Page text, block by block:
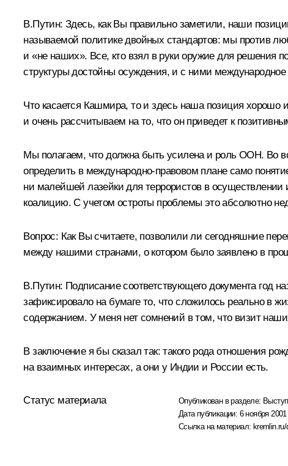
В.Путин: Здесь, как Вы правильно заметили, наши
называемой политике двойных стандартов: мы против
и «не наших». Все, кто взял в руки оружие для решения
структуры достойны осуждения, и с ними
Что касается Кашмира, то и здесь наша позиция хорошо
и очень рассчитываем на то, что он приведет к
Мы полагаем, что должна быть усилена и роль ООН. Во
определить в международно-правовом плане само
ни малейшей лазейки для террористов в
коалицию. С учетом остроты проблемы это абсолютно
Вопрос: Как Вы считаете, позволили ли сегодняшние
между нашими странами, о котором было заявлено в
В.Путин: Подписание соответствующего документа год
зафиксировало на бумаге то, что сложилось реально в
содержанием. У меня нет сомнений в том, что визит
В заключение я бы сказал так: такого рода отношения
на взаимных интересах, а они у Индии и России есть.
Статус материала Опубликован в разделе:
Дата публикации: 6 ноября
Ссылка на материал: